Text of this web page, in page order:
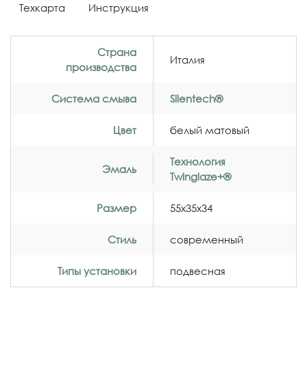
Техкарта Инструкция
Страна
производства
Италия
Система смыва Silentech®
Цвет белый матовый
Эмаль
Технология
Twinglaze+®
Размер 55x35x34
Стиль современный
Типы установки подвесная